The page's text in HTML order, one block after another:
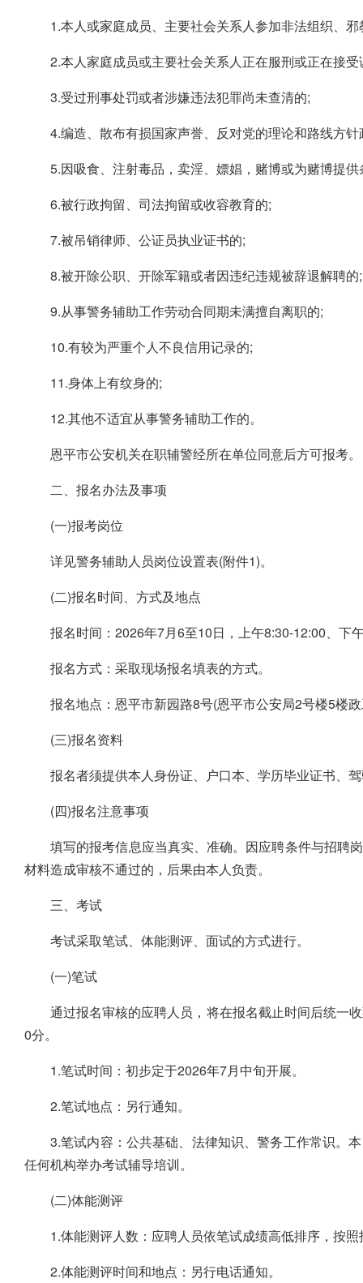
1.本人或家庭成员、主要社会关系人参加非法组织、
2.本人家庭成员或主要社会关系人正在服刑或正在接受
3.受过刑事处罚或者涉嫌违法犯罪尚未查清的;
4.编造、散布有损国家声誉、反对党的理论和路线方
5.因吸食、注射毒品，卖淫、嫖娼，赌博或为赌博提
6.被行政拘留、司法拘留或收容教育的;
7.被吊销律师、公证员执业证书的;
8.被开除公职、开除军籍或者因违纪违规被辞退解聘的;
9.从事警务辅助工作劳动合同期未满擅自离职的;
10.有较为严重个人不良信用记录的;
11.身体上有纹身的;
12.其他不适宜从事警务辅助工作的。
恩平市公安机关在职辅警经所在单位同意后方可报考。
二、报名办法及事项
(一)报考岗位
详见警务辅助人员岗位设置表(附件1)。
(二)报名时间、方式及地点
报名时间：2026年7月6至10日，上午8:30-12:00、下
报名方式：采取现场报名填表的方式。
报名地点：恩平市新园路8号(恩平市公安局2号楼5楼
(三)报名资料
报名者须提供本人身份证、户口本、学历毕业证书、
(四)报名注意事项
填写的报考信息应当真实、准确。因应聘条件与招聘
材料造成审核不通过的，后果由本人负责。
三、考试
考试采取笔试、体能测评、面试的方式进行。
(一)笔试
通过报名审核的应聘人员，将在报名截止时间后统一
0分。
1.笔试时间：初步定于2026年7月中旬开展。
2.笔试地点：另行通知。
3.笔试内容：公共基础、法律知识、警务工作常识。
任何机构举办考试辅导培训。
(二)体能测评
1.体能测评人数：应聘人员依笔试成绩高低排序，按
2.体能测评时间和地点：另行电话通知。